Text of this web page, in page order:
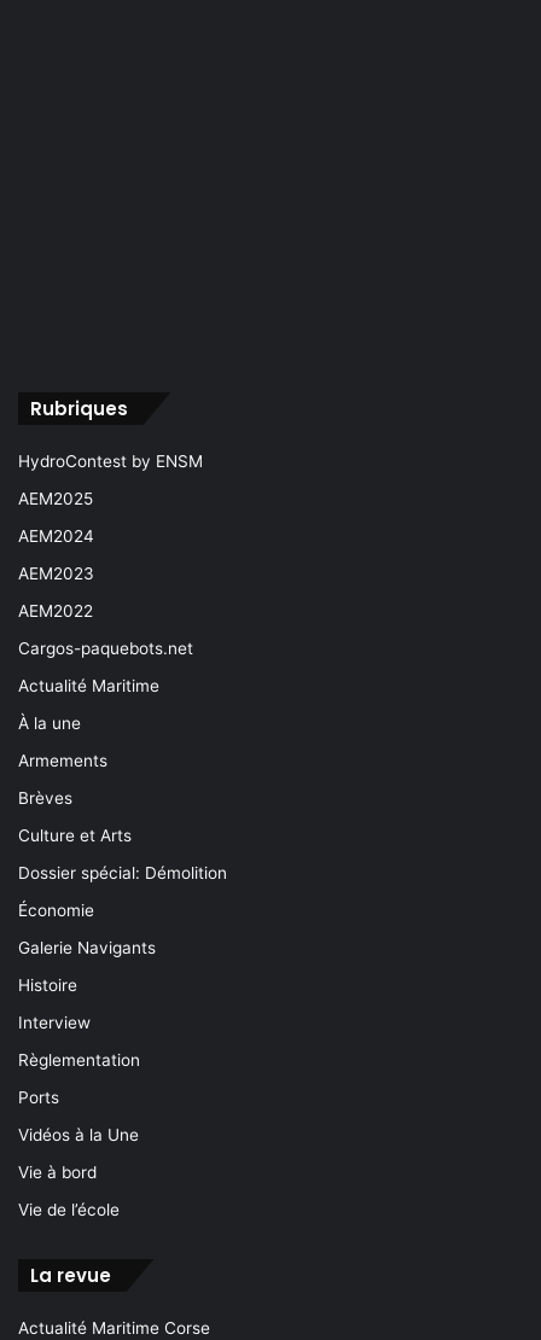
Rubriques
HydroContest by ENSM
AEM2025
AEM2024
AEM2023
AEM2022
Cargos-paquebots.net
Actualité Maritime
À la une
Armements
Brèves
Culture et Arts
Dossier spécial: Démolition
Économie
Galerie Navigants
Histoire
Interview
Règlementation
Ports
Vidéos à la Une
Vie à bord
Vie de l’école
La revue
Actualité Maritime Corse